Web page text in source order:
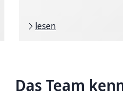
lesen
Das Team